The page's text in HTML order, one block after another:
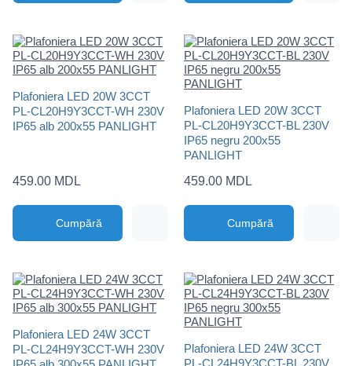
Plafoniera LED 20W 3CCT
PL-CL20H9Y3CCT-WH 230V
IP65 alb 200x55 PANLIGHT
459.00 MDL
Cumpără
Plafoniera LED 20W 3CCT
PL-CL20H9Y3CCT-BL 230V
IP65 negru 200x55
PANLIGHT
459.00 MDL
Cumpără
Plafoniera LED 24W 3CCT
PL-CL24H9Y3CCT-WH 230V
Plafoniera LED 24W 3CCT
PL-CL24H9Y3CCT-BL 230V